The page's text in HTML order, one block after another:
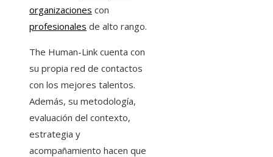
organizaciones con
profesionales de alto rango.
The Human-Link cuenta con
su propia red de contactos
con los mejores talentos.
Además, su metodología,
evaluación del contexto,
estrategia y
acompañamiento hacen que